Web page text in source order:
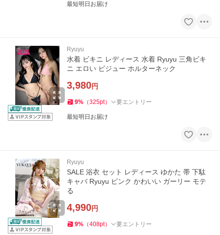
最短明日お届け
Ryuyu
水着 ビキニ レディース 水着 Ryuyu 三角ビキ
ニ エロい ビジュー ホルターネック
3,980円
9% （325pt） 要エントリー
最短明日お届け
Ryuyu
SALE 浴衣 セット レディース ゆかた 帯 下駄
キャバ Ryuyu ピンク かわいい ガーリー モテ
る
4,990円
9% （408pt） 要エントリー